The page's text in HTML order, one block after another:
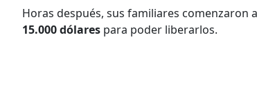
Horas después, sus familiares comenzaron
15.000 dólares para poder liberarlos.